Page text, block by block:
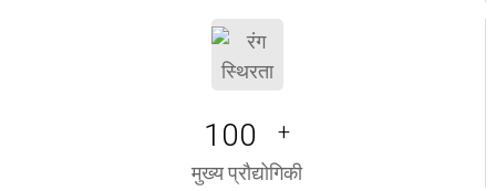
100 +
मुख्य प्रौद्योगिकी